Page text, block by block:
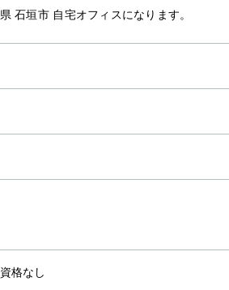
石垣市 自宅オフィスになります。
格なし